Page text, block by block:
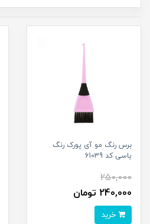
برس رنگ مو آی پورک رنگ
یاسی کد 61039
250,000
240,000 تومان